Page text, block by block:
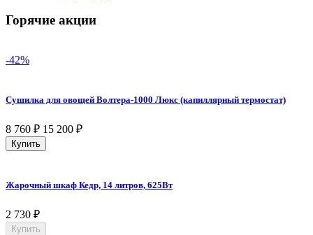
Горячие акции
-42%
Сушилка для овощей Волтера-1000 Люкс (капиллярный термостат)
8 760 ₽ 15 200 ₽
Купить
Жарочный шкаф Кедр, 14 литров, 625Вт
2 730 ₽
Купить